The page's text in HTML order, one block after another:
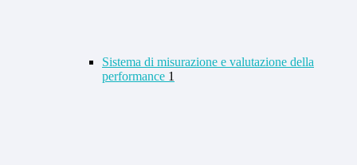
Sistema di misurazione e valutazione della
performance 1